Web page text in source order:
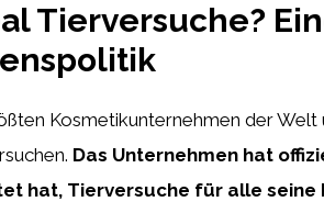
Tierversuche?
Kosmetikunternehmen der
Das Unternehmen hat
hat, Tierversuche für alle seine